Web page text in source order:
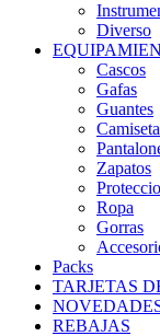
Diverso
Cascos
Gafas
Guantes
Zapatos
Ropa
Gorras
Packs
TARJETAS
REBAJAS